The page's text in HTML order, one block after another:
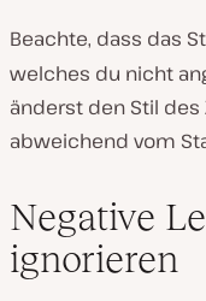
Beachte, dass das
welches du nicht
änderst den Stil
abweichend vom
Negative
ignorieren